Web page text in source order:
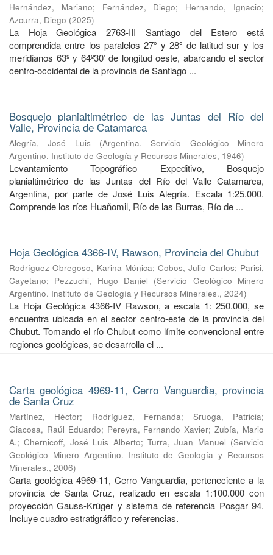
Hernández, Mariano; Fernández, Diego; Hernando, Ignacio;
Azcurra, Diego (2025)
La Hoja Geológica 2763-III Santiago del Estero está
comprendida entre los paralelos 27º y 28º de latitud sur y los
meridianos 63º y 64º30’ de longitud oeste, abarcando el sector
centro-occidental de la provincia de Santiago ...
Bosquejo planialtimétrico de las Juntas del Río del
Valle, Provincia de Catamarca
Alegría, José Luis (Argentina. Servicio Geológico Minero
Argentino. Instituto de Geología y Recursos Minerales, 1946)
Levantamiento Topográfico Expeditivo, Bosquejo
planialtimétrico de las Juntas del Río del Valle Catamarca,
Argentina, por parte de José Luis Alegría. Escala 1:25.000.
Comprende los ríos Huañomil, Río de las Burras, Río de ...
Hoja Geológica 4366-IV, Rawson, Provincia del Chubut
Rodríguez Obregoso, Karina Mónica;Cobos, Julio Carlos; Parisi,
Cayetano; Pezzuchi, Hugo Daniel (Servicio Geológico Minero
Argentino. Instituto de Geología y Recursos Minerales., 2024)
La Hoja Geológica 4366-IV Rawson, a escala 1: 250.000, se
encuentra ubicada en el sector centro-este de la provincia del
Chubut. Tomando el río Chubut como límite convencional entre
regiones geológicas, se desarrolla el ...
Carta geológica 4969-11, Cerro Vanguardia, provincia
de Santa Cruz
Martínez, Héctor; Rodríguez, Fernanda; Sruoga, Patricia;
Giacosa, Raúl Eduardo; Pereyra, Fernando Xavier;Zubía, Mario
A.;Chernicoff, José Luis Alberto; Turra, Juan Manuel (Servicio
Geológico Minero Argentino. Instituto de Geología y Recursos
Minerales., 2006)
Carta geológica 4969-11, Cerro Vanguardia, perteneciente a la
provincia de Santa Cruz, realizado en escala 1:100.000 con
proyección Gauss-Krüger y sistema de referencia Posgar 94.
Incluye cuadro estratigráfico y referencias.